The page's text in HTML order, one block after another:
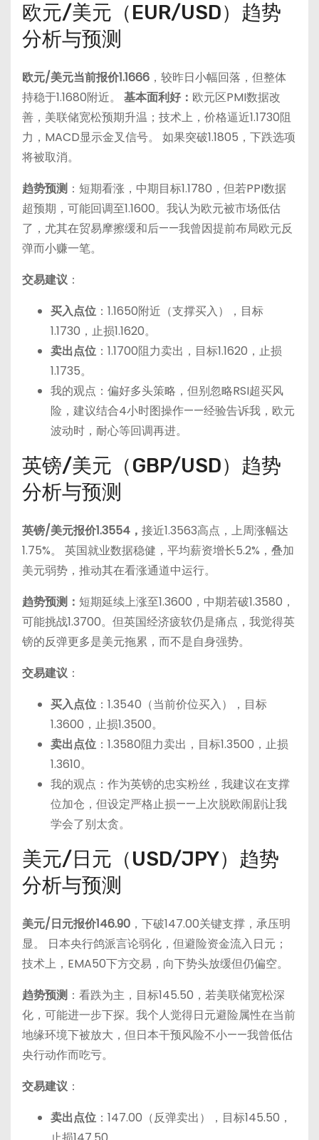
欧元/美元（EUR/USD）趋势
分析与预测
欧元/美元当前报价1.1666 ，较昨日小幅回落，但整体
持稳于1.1680附近。 基本面利好： 欧元区PMI数据改
善，美联储宽松预期升温；技术上，价格逼近1.1730阻
力，MACD显示金叉信号。 如果突破1.1805，下跌选项
将被取消。
趋势预测 ：短期看涨，中期目标1.1780，但若PPI数据
超预期，可能回调至1.1600。我认为欧元被市场低估
了，尤其在贸易摩擦缓和后——我曾因提前布局欧元反
弹而小赚一笔。
交易建议：
买入点位 ：1.1650附近（支撑买入），目标
1.1730，止损1.1620。
卖出点位 ：1.1700阻力卖出，目标1.1620，止损
1.1735。
我的观点：偏好多头策略，但别忽略RSI超买风
险，建议结合4小时图操作——经验告诉我，欧元
波动时，耐心等回调再进。
英镑/美元（GBP/USD）趋势
分析与预测
英镑/美元报价1.3554， 接近1.3563高点，上周涨幅达
1.75%。 英国就业数据稳健，平均薪资增长5.2%，叠加
美元弱势，推动其在看涨通道中运行。
趋势预测： 短期延续上涨至1.3600，中期若破1.3580，
可能挑战1.3700。但英国经济疲软仍是痛点，我觉得英
镑的反弹更多是美元拖累，而不是自身强势。
交易建议：
买入点位 ：1.3540（当前价位买入），目标
1.3600，止损1.3500。
卖出点位 ：1.3580阻力卖出，目标1.3500，止损
1.3610。
我的观点：作为英镑的忠实粉丝，我建议在支撑
位加仓，但设定严格止损——上次脱欧闹剧让我
学会了别太贪。
美元/日元（USD/JPY）趋势
分析与预测
美元/日元报价146.90 ，下破147.00关键支撑，承压明
显。 日本央行鸽派言论弱化，但避险资金流入日元；
技术上，EMA50下方交易，向下势头放缓但仍偏空。
趋势预测 ：看跌为主，目标145.50，若美联储宽松深
化，可能进一步下探。我个人觉得日元避险属性在当前
地缘环境下被放大，但日本干预风险不小——我曾低估
央行动作而吃亏。
交易建议：
卖出点位 ：147.00（反弹卖出），目标145.50，